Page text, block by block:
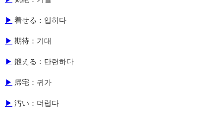
▶ 着せる：입히다
▶ 期待：기대
▶ 鍛える：단련하다
▶ 帰宅：귀가
▶ 汚い：더럽다